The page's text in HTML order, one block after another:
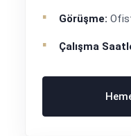
Görüşme:
Çalışma